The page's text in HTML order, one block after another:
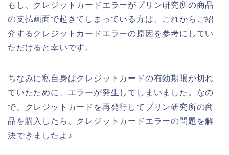
もし、クレジットカードエラーがプリン研究所の商品
の支払画面で起きてしまっている方は、これからご紹
介するクレジットカードエラーの原因を参考にしてい
ただけると幸いです。
ちなみに私自身はクレジットカードの有効期限が切れ
ていたために、エラーが発生してしまいました。なの
で、クレジットカードを再発行してプリン研究所の商
品を購入したら、クレジットカードエラーの問題を解
決できましたよ♪